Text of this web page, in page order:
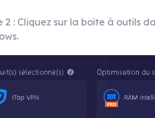
2 : Cliquez sur la boîte à outils